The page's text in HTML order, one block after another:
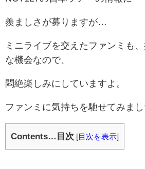
羨ましさが募りますが…
ミニライブを交えたファンミも
な機会なので、
悶絶楽しみにしていますよ。
ファンミに気持ちを馳せてみまし
Contents…目次 [ 目次を表示]